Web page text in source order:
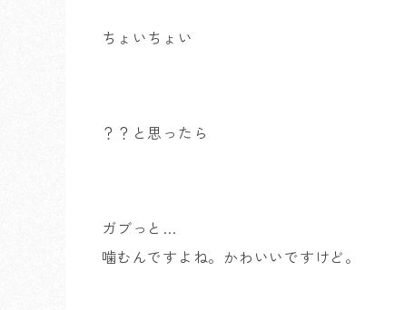
ちょいちょい
？？と思ったら
ガブっと…
噛むんですよね。かわいいですけど。